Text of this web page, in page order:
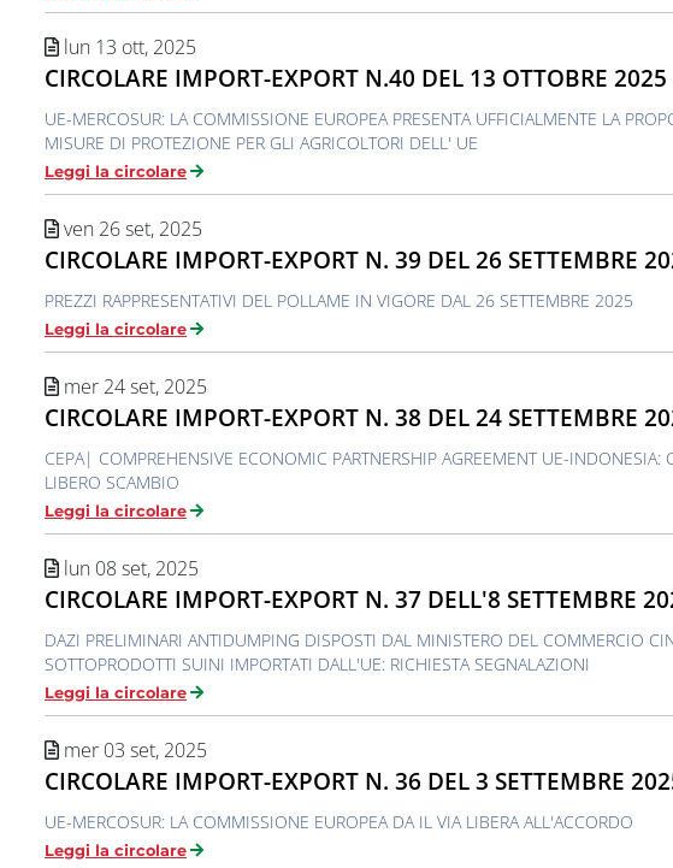
lun 13 ott, 2025
CIRCOLARE IMPORT-EXPORT N.40 DEL 13 OTTOBRE 2025
UE-MERCOSUR: LA COMMISSIONE EUROPEA PRESENTA UFFICIALMENTE LA
MISURE DI PROTEZIONE PER GLI AGRICOLTORI DELL' UE
Leggi la circolare
ven 26 set, 2025
CIRCOLARE IMPORT-EXPORT N. 39 DEL 26 SETTEMBRE
PREZZI RAPPRESENTATIVI DEL POLLAME IN VIGORE DAL 26 SETTEMBRE 2025
Leggi la circolare
mer 24 set, 2025
CIRCOLARE IMPORT-EXPORT N. 38 DEL 24 SETTEMBRE
CEPA| COMPREHENSIVE ECONOMIC PARTNERSHIP AGREEMENT UE-
LIBERO SCAMBIO
Leggi la circolare
lun 08 set, 2025
CIRCOLARE IMPORT-EXPORT N. 37 DELL'8 SETTEMBRE
DAZI PRELIMINARI ANTIDUMPING DISPOSTI DAL MINISTERO DEL COMMERCIO
SOTTOPRODOTTI SUINI IMPORTATI DALL'UE: RICHIESTA SEGNALAZIONI
Leggi la circolare
mer 03 set, 2025
CIRCOLARE IMPORT-EXPORT N. 36 DEL 3 SETTEMBRE
UE-MERCOSUR: LA COMMISSIONE EUROPEA DA IL VIA LIBERA ALL'ACCORDO
Leggi la circolare